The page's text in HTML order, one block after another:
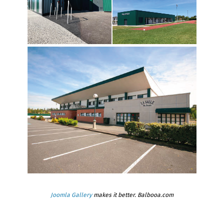
Joomla Gallerymakes it better. Balbooa.com